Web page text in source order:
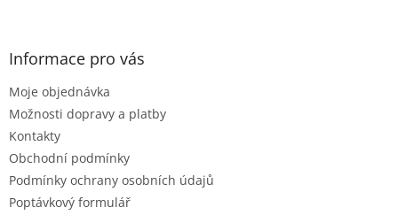
Informace pro vás
Moje objednávka
Možnosti dopravy a platby
Kontakty
Obchodní podmínky
Podmínky ochrany osobních údajů
Poptávkový formulář